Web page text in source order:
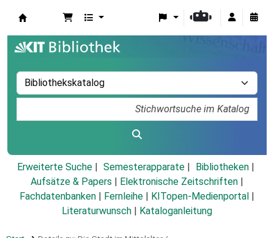
Erweiterte Suche Semesterapparate
Bibliotheken
Aufsätze & Papers
Elektronische Zeitschriften
Fachdatenbanken
Fernleihe KITopen-Medienportal
Literaturwunsch
Kataloganleitung